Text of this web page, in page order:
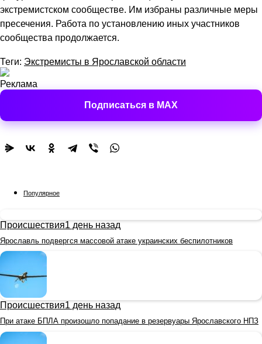
экстремистском сообществе. Им избраны различные меры
пресечения. Работа по установлению иных участников
сообщества продолжается.
Теги: Экстремисты в Ярославской области
Реклама
Подписаться в MAX
Популярное
Происшествия1 день назад
Ярославль подвергся массовой атаке украинских беспилотников
Происшествия1 день назад
При атаке БПЛА произошло попадание в резервуары Ярославского НПЗ